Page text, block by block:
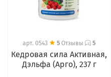
арт. 0543 5 Отзывы 5
Кедровая сила Активная,
Дэльфа (Арго), 237 г